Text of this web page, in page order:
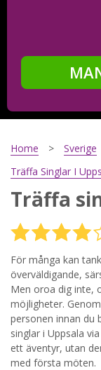
Genom att
reklam via e-
tillbaka
Home Sverige
Träffa Singlar I
Träffa
För många kan
överväldigande,
Men oroa dig inte,
möjligheter.
personen innan du
singlar i Uppsala
ett äventyr, utan
med första möten.